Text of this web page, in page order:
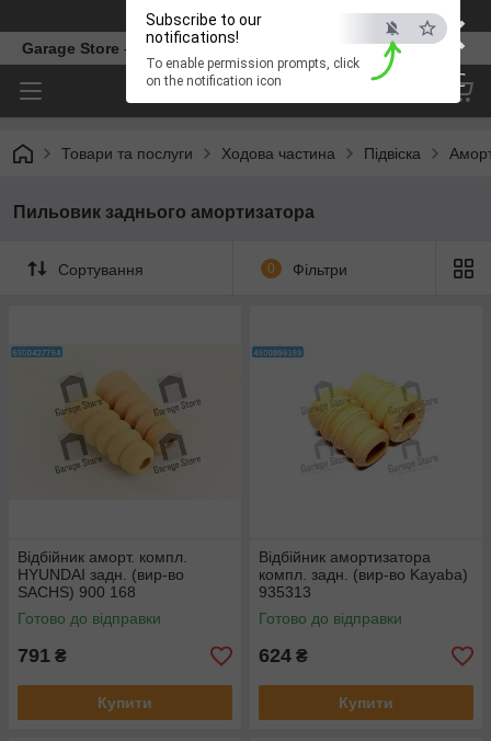
×
ESC
Subscribe to our
notifications!
To enable permission prompts, click
on the notification icon
Телефон
Garage Store – інтернет магазин автозапчастин.
Товари та послуги Ходова частина Підвіска
Пильовик заднього амортизатора
Сортування 0 Фільтри
Відбійник аморт. компл.
HYUNDAI задн. (вир-во
SACHS) 900 168
Готово до відправки
791 ₴
Купити
Відбійник амортизатора
компл. задн. (вир-во Kayaba)
935313
Готово до відправки
624 ₴
Купити